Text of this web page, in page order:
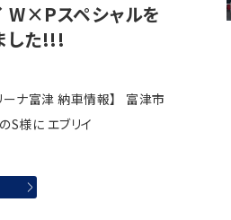
W×Pスペシャルを
した!!!
ーナ富津 納車情報】 富津市
S様に エブリイ